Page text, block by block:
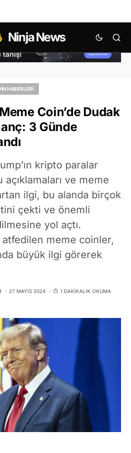
Ninja News
HABERLERI
Coin’de Dudak
3 Günde
kripto paralar
açıklamaları ve meme
ilgi, bu alanda birçok
çekti ve önemli
yol açtı.
atfedilen meme coinler,
büyük ilgi görerek
27 MAYIS 2024 1 DAKIKALIK OKUMA